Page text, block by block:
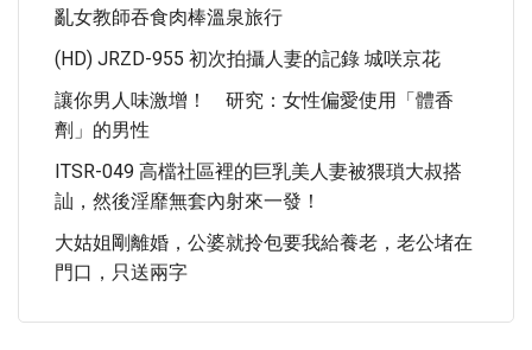
亂女教師吞食肉棒溫泉旅行
(HD) JRZD-955 初次拍攝人妻的記錄 城咲京花
讓你男人味激增！ 研究：女性偏愛使用「體香
劑」的男性
ITSR-049 高檔社區裡的巨乳美人妻被猥瑣大叔搭
訕，然後淫靡無套內射來一發！
大姑姐剛離婚，公婆就拎包要我給養老，老公堵在
門口，只送兩字